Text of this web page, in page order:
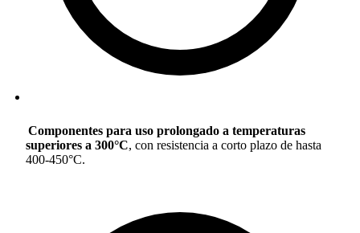
Componentes para uso prolongado a temperaturas
superiores a 300°C, con resistencia a corto plazo de hasta
400-450°C.